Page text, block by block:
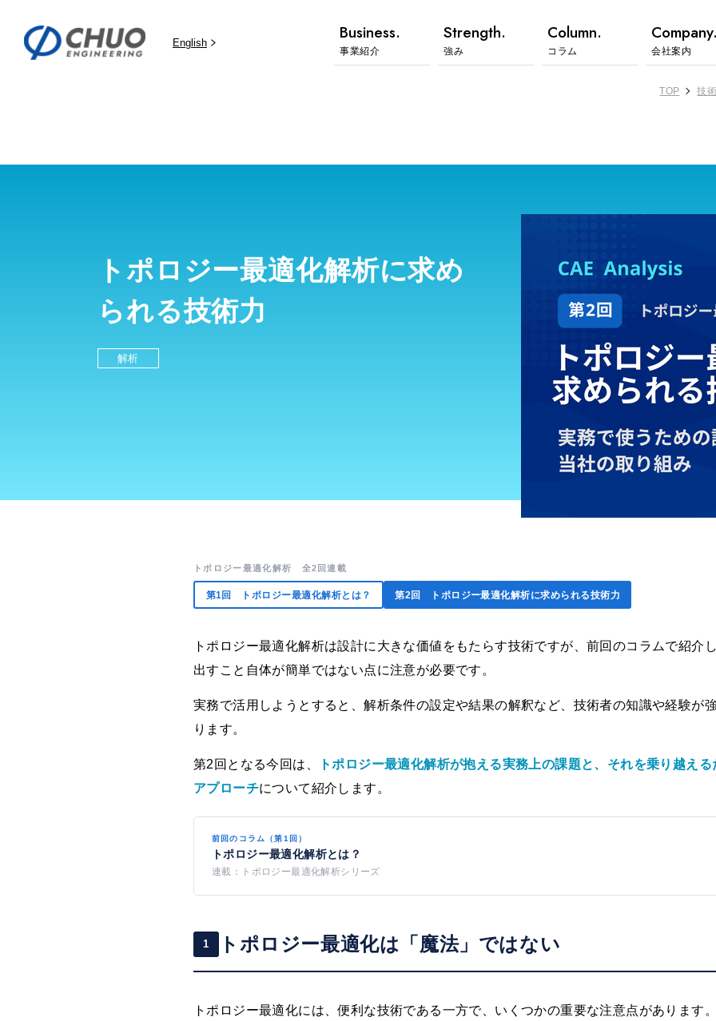
English Business.
事業紹介
Strength.
強み
Column.
コラム 会社案内
TOP 技
トポロジー最適化解析に求め
られる技術力
解析
トポロジー最適化解析 全2回連載
第1回 トポロジー最適化解析とは？ 第2回 トポロジー最適化解析に求められる技術力
トポロジー最適化解析は設計に大きな価値をもたらす技術ですが、前回のコラムで紹介
出すこと自体が簡単ではない点に注意が必要です。
実務で活用しようとすると、解析条件の設定や結果の解釈など、技術者の知識や経験が
ります。
第2回となる今回は、
トポロジー最適化解析が抱える実務上の課題と、それを乗り越え
アプローチについて紹介します。
前回のコラム（第1回）
トポロジー最適化解析とは？
連載：トポロジー最適化解析シリーズ
1 トポロジー最適化は「魔法」ではない
トポロジー最適化には、便利な技術である一方で、いくつかの重要な注意点があります